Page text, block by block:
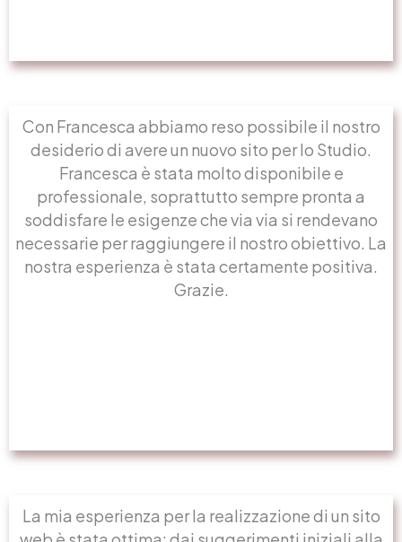
Con Francesca abbiamo reso possibile il nostro
desiderio di avere un nuovo sito per lo Studio.
Francesca è stata molto disponibile e
professionale, soprattutto sempre pronta a
soddisfare le esigenze che via via si rendevano
necessarie per raggiungere il nostro obiettivo. La
nostra esperienza è stata certamente positiva.
Grazie.
La mia esperienza per la realizzazione di un sito